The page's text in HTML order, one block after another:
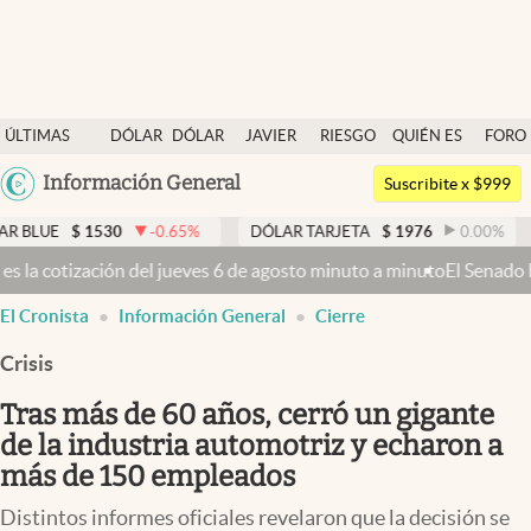
ÚLTIMAS
NOTICIAS
DÓLAR
DÓLAR
JAVIER
RIESGO
QUIÉN ES
QUIÉN
FORO
Argentina
México
Información General
Dólar
Members
Economía y Política
Finanzas y Mercados
Mercados Online
Negocios
Columnistas
Otras secciones
Suscribite x $999
-0.65% DÓLAR TARJETA $ 1976 0.00 % DÓLAR
6 de agosto minuto a minutoEl Senado busca aprobar la Ley
El Cronista Información General Cierre
Crisis
Tras más de 60 años, cerró un gigante
de la industria automotriz y echaron a
más de 150 empleados
Distintos informes oficiales revelaron que la decisión se